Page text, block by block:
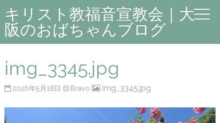
キリスト教福音宣教会｜大
阪のおばちゃんブログ
img_3345.jpg
2026年5月18日 Bravo img_3345.jpg